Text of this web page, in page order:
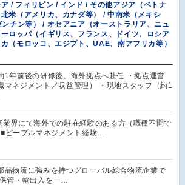
/ フィリピン / インド / その他アジア（ベトナ
米（アメリカ、カナダ等） / 中南米（メキシ
チン等） / オセアニア（オーストラリア、ニュ
ロッパ（イギリス、フランス、ドイツ、ロシア
（モロッコ、エジプト、UAE、南アフリカ等）
1年前後の研修後、海外拠点へ赴任 ・拠点運営
マネジメント／収益管理） ・現地スタッフ（約1
業界にて海外での駐在経験のある⽅（職種不問で
ピープルマネジメント経験…
品物流に強みを持つグローバル総合物流企業で
管・輸出入を一…